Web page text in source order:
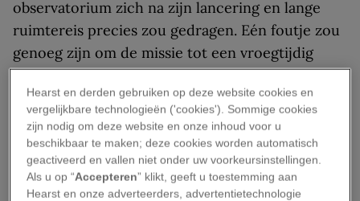
observatorium zich na zijn lancering en lange
ruimtereis precies zou gedragen. Eén foutje zou
genoeg zijn om de missie tot een vroegtijdig
einde te brengen. Maar op 8 januari was de
primaire spiegel van de ruimtetelescoop
eindelijk helemaal uitgeklapt, wat betekende dat
de zo belangrijke fasewaarin het instrument
zichzelf volledig ontvouwt, met succes was
afgesloten.
Hearst en derden gebruiken op deze website cookies en
vergelijkbare technologieën ('cookies'). Sommige cookies
zijn nodig om deze website en onze inhoud voor u
beschikbaar te maken; deze cookies worden automatisch
geactiveerd en vallen niet onder uw voorkeursinstellingen.
Als u op “Accepteren” klikt, geeft u toestemming aan
Hearst en onze adverteerders, advertentietechnologie